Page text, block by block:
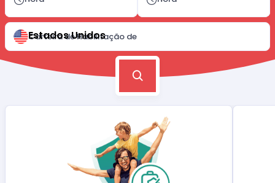
Carteira de Habilitação de
Estados Unidos